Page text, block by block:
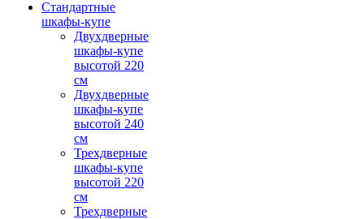
Стандартные
шкафы-купе
Двухдверные
шкафы-купе
высотой 220
см
Двухдверные
шкафы-купе
высотой 240
см
Трехдверные
шкафы-купе
высотой 220
см
Трехдверные